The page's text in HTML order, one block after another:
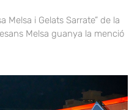
Melsa i Gelats Sarrate” de la
Melsa guanya la menció